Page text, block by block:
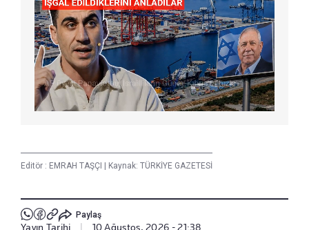
Editör : EMRAH TAŞÇI | Kaynak: TÜRKİYE GAZETESİ
Paylaş
Yayın Tarihi 10 Ağustos, 2026 - 21:38